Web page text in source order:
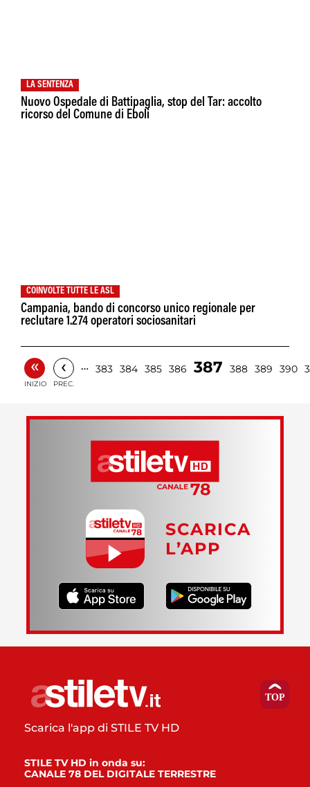
LA SENTENZA
Nuovo Ospedale di Battipaglia, stop del Tar: accolto
ricorso del Comune di Eboli
COINVOLTE TUTTE LE ASL
Campania, bando di concorso unico regionale per
reclutare 1.274 operatori sociosanitari
«
INIZIO
‹
PREC.
… 383 384 385 386 387 388 389 390
SCARICA
L’APP
Scarica l'app di STILE TV HD
STILE TV HD in onda su:
CANALE 78 DEL DIGITALE TERRESTRE